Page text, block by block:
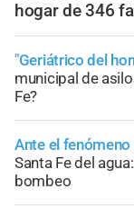
hogar de 346
"Geriátrico del
municipal de
Fe?
Ante el fenómeno
Santa Fe del
bombeo